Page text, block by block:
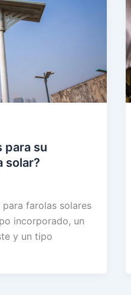
para su
solar?
farolas solares
incorporado, un
y un tipo